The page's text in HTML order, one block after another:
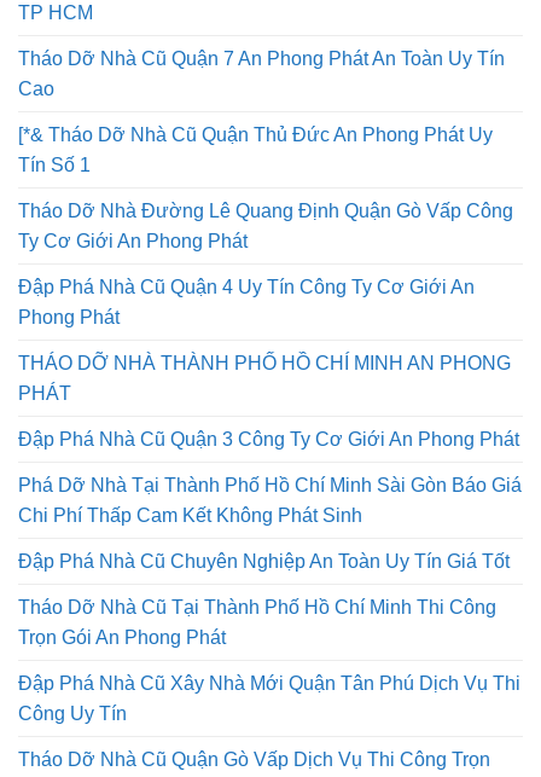
TP HCM
Tháo Dỡ Nhà Cũ Quận 7 An Phong Phát An Toàn Uy Tín
Cao
[*& Tháo Dỡ Nhà Cũ Quận Thủ Đức An Phong Phát Uy
Tín Số 1
Tháo Dỡ Nhà Đường Lê Quang Định Quận Gò Vấp Công
Ty Cơ Giới An Phong Phát
Đập Phá Nhà Cũ Quận 4 Uy Tín Công Ty Cơ Giới An
Phong Phát
THÁO DỠ NHÀ THÀNH PHỐ HỒ CHÍ MINH AN PHONG
PHÁT
Đập Phá Nhà Cũ Quận 3 Công Ty Cơ Giới An Phong Phát
Phá Dỡ Nhà Tại Thành Phố Hồ Chí Minh Sài Gòn Báo Giá
Chi Phí Thấp Cam Kết Không Phát Sinh
Đập Phá Nhà Cũ Chuyên Nghiệp An Toàn Uy Tín Giá Tốt
Tháo Dỡ Nhà Cũ Tại Thành Phố Hồ Chí Minh Thi Công
Trọn Gói An Phong Phát
Đập Phá Nhà Cũ Xây Nhà Mới Quận Tân Phú Dịch Vụ Thi
Công Uy Tín
Tháo Dỡ Nhà Cũ Quận Gò Vấp Dịch Vụ Thi Công Trọn